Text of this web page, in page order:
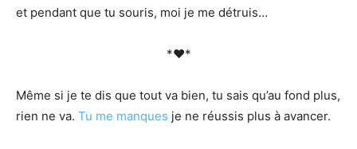
et pendant que tu souris, moi je me détruis…
*♥*
Même si je te dis que tout va bien, tu sais qu’au fond plus,
rien ne va. Tu me manques je ne réussis plus à avancer.